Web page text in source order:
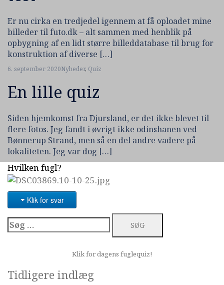
Er nu cirka en tredjedel igennem at få oploadet mine
billeder til futo.dk – alt sammen med henblik på
opbygning af en lidt større billeddatabase til brug for
konstruktion af diverse […]
6. september 2020Nyheder, Quiz
En lille quiz
Siden hjemkomst fra Djursland, er det ikke blevet til
flere fotos. Jeg fandt i øvrigt ikke odinshanen ved
Bønnerup Strand, men så en del andre vadere på
lokaliteten. Jeg var dog […]
Hvilken fugl?
Klik for svar
Søg
efter:
Klik for dagens fuglequiz!
Tidligere indlæg